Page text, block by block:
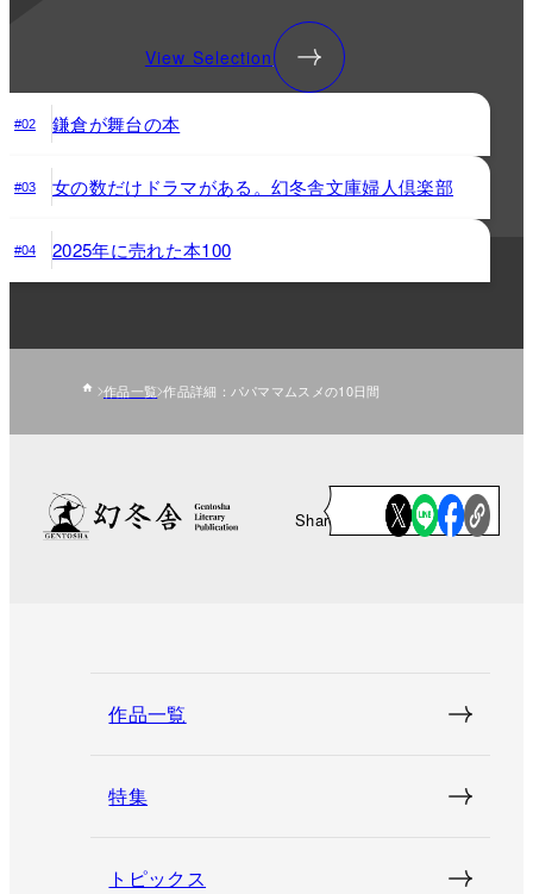
View Selection
#02 鎌倉が舞台の本
#03 女の数だけドラマがある。幻冬舎文庫婦人倶楽部
#04 2025年に売れた本100
作品一覧 作品詳細：パパママムスメの10日間
Share
作品一覧
特集
トピックス